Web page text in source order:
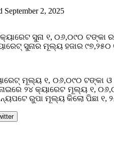
September 2, 2025
ସୁନା ୧, ୦୬,୦୯୦ ଟଙ୍କା
ସୁନାର ମୂଲ୍ୟ ହଜାର
ମୂଲ୍ୟ ୧, ୦୬,୦୯୦ ଟଙ୍କା
୨୪ କ୍ୟାରେଟ ମୂଲ୍ୟ ୧,
ରୁପା ମୂଲ୍ୟ କିଲୋ ପିଛା ୧,